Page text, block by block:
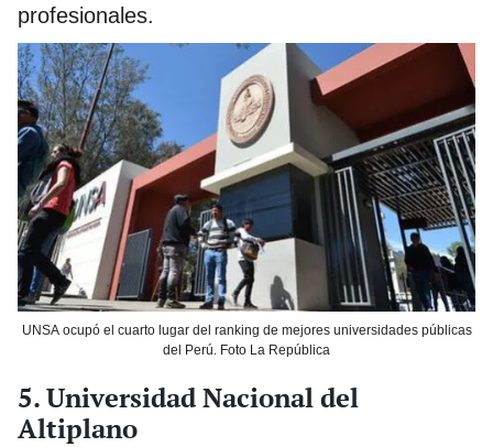
profesionales.
UNSA ocupó el cuarto lugar del ranking de mejores universidades públicas
del Perú. Foto La República
5. Universidad Nacional del
Altiplano